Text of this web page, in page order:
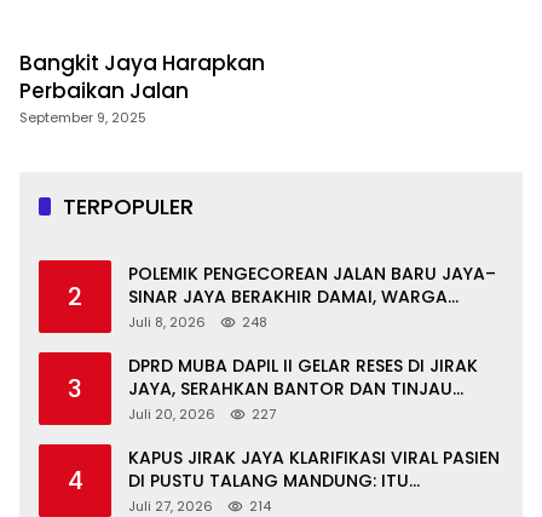
Bangkit Jaya Harapkan
Perbaikan Jalan
September 9, 2025
TERPOPULER
2
POLEMIK PENGECOREAN JALAN BARU JAYA–
SINAR JAYA BERAKHIR DAMAI, WARGA
APRESIASI PERAN FORKOPIMCAM DAN DPRD
Juli 8, 2026 248
3
DPRD MUBA DAPIL II GELAR RESES DI JIRAK
JAYA, SERAHKAN BANTOR DAN TINJAU
JALAN RUSAK SERTA TPS 3R
Juli 20, 2026 227
4
KAPUS JIRAK JAYA KLARIFIKASI VIRAL PASIEN
DI PUSTU TALANG MANDUNG: ITU
MISKOMUNIKASI
Juli 27, 2026 214